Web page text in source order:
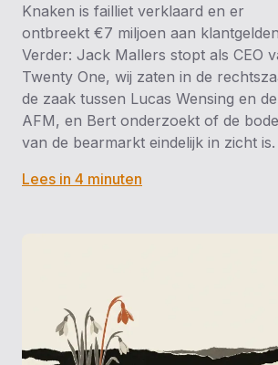
Knaken is failliet verklaard en er
ontbreekt €7 miljoen aan
Verder: Jack Mallers stopt als CEO
Twenty One, wij zaten in de
de zaak tussen Lucas Wensing en de
AFM, en Bert onderzoekt of de
van de bearmarkt eindelijk in zicht is.
Lees in 4 minuten